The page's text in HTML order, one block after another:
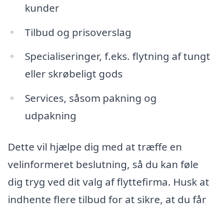
kunder
Tilbud og prisoverslag
Specialiseringer, f.eks. flytning af tungt
eller skrøbeligt gods
Services, såsom pakning og
udpakning
Dette vil hjælpe dig med at træffe en
velinformeret beslutning, så du kan føle
dig tryg ved dit valg af flyttefirma. Husk at
indhente flere tilbud for at sikre, at du får